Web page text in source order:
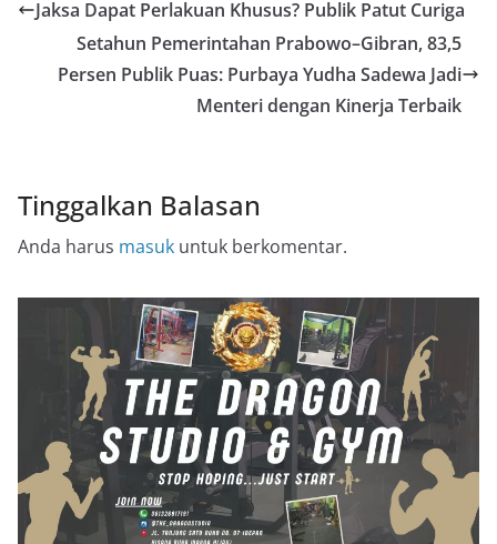
Jaksa Dapat Perlakuan Khusus? Publik Patut Curiga
Setahun Pemerintahan Prabowo–Gibran, 83,5
Persen Publik Puas: Purbaya Yudha Sadewa Jadi
Menteri dengan Kinerja Terbaik
Tinggalkan Balasan
Anda harus masuk untuk berkomentar.